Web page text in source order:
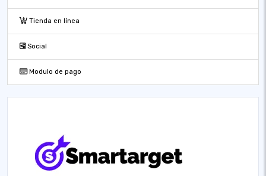
Tienda en línea
Social
Modulo de pago